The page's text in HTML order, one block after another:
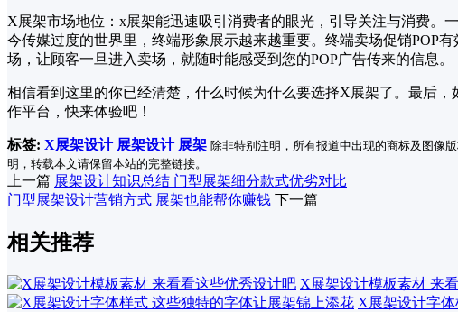
X展架市场地位：x展架能迅速吸引消费者的眼光，引导关注与消费。
今传媒过度的世界里，终端形象展示越来越重要。终端卖场促销POP
场，让顾客一旦进入卖场，就随时能感受到您的POP广告传来的信息。
相信看到这里的你已经清楚，什么时候为什么要选择X展架了。最后
作平台，快来体验吧！
标签: X展架设计 展架设计 展架 除非特别注明，所有报道中出现的商标及图像
明，转载本文请保留本站的完整链接。
上一篇 展架设计知识总结 门型展架细分款式优劣对比
门型展架设计营销方式 展架也能帮你赚钱 下一篇
相关推荐
X展架设计模板素材 来
X展架设计字